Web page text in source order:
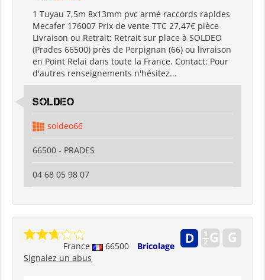
1 Tuyau 7,5m 8x13mm pvc armé raccords rapides
Mecafer 176007 Prix de vente TTC 27,47€ pièce
Livraison ou Retrait: Retrait sur place à SOLDEO
(Prades 66500) près de Perpignan (66) ou livraison
en Point Relai dans toute la France. Contact: Pour
d'autres renseignements n'hésitez...
SOLDEO
soldeo66
66500 - PRADES
04 68 05 98 07
France 66500
Bricolage
Signalez un abus